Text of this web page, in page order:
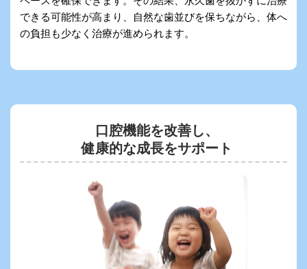
できる可能性が高まり、自然な歯並びを保ちながら、体へ
の負担も少なく治療が進められます。
口腔機能を改善し、
健康的な成長をサポート